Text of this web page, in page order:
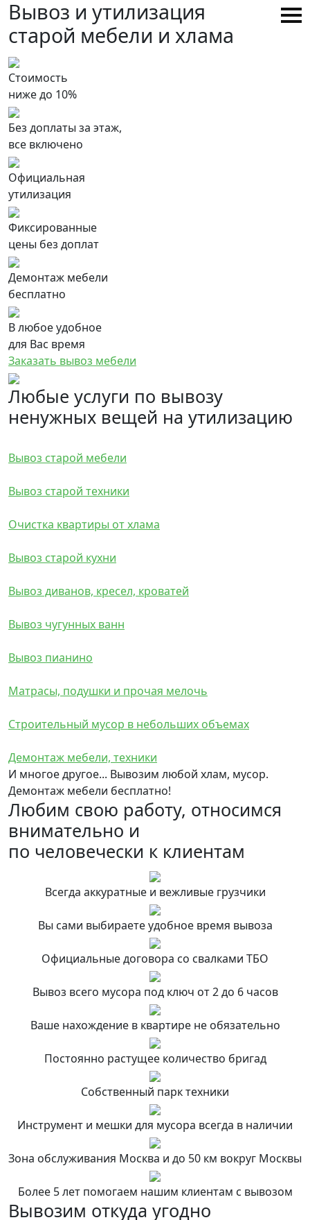
Вывоз и утилизация
cтарой мебели и хлама
Стоимость
ниже до 10%
Без доплаты за этаж,
все включено
Официальная
утилизация
Фиксированные
цены без доплат
Демонтаж мебели
бесплатно
В любое удобное
для Вас время
Заказать вывоз мебели
Любые услуги по вывозу
ненужных вещей на утилизацию
Вывоз старой мебели
Вывоз старой техники
Очистка квартиры от хлама
Вывоз старой кухни
Вывоз диванов, кресел, кроватей
Вывоз чугунных ванн
Вывоз пианино
Матрасы, подушки и прочая мелочь
Строительный мусор в небольших объемах
Демонтаж мебели, техники
И многое другое... Вывозим любой хлам, мусор.
Демонтаж мебели бесплатно!
Любим свою работу, относимся
внимательно и
по человечески к клиентам
Всегда аккуратные и вежливые грузчики
Вы сами выбираете удобное время вывоза
Официальные договора со свалками ТБО
Вывоз всего мусора под ключ от 2 до 6 часов
Ваше нахождение в квартире не обязательно
Постоянно растущее количество бригад
Собственный парк техники
Инструмент и мешки для мусора всегда в наличии
Зона обслуживания Москва и до 50 км вокруг Москвы
Более 5 лет помогаем нашим клиентам с вывозом
Вывозим откуда угодно